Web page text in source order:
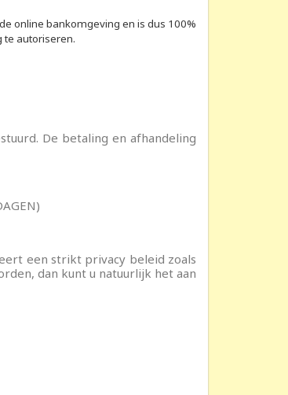
online bankomgeving en is dus 100%
te autoriseren.
De betaling en afhandeling
een strikt privacy beleid zoals
dan kunt u natuurlijk het aan